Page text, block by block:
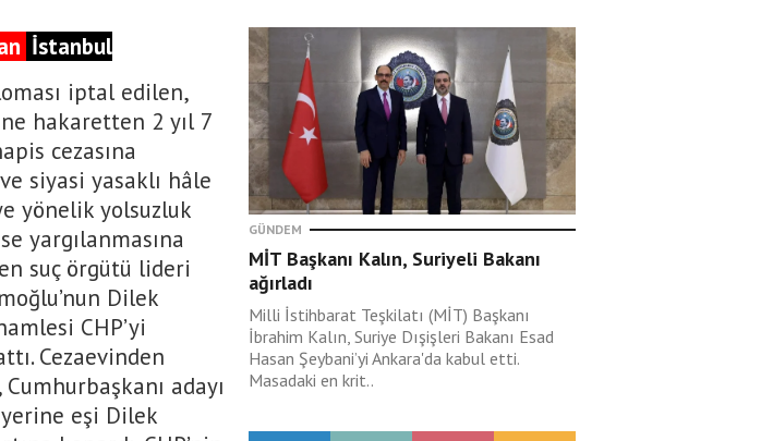
İstanbul
iptal edilen,
hakaretten 2 yıl 7
cezasına
siyasi yasaklı hâle
yönelik yolsuzluk
yargılanmasına
suç örgütü lideri
Dilek
CHP’yi
Cezaevinden
Cumhurbaşkanı adayı
yerine eşi Dilek
GÜNDEM
MİT Başkanı Kalın, Suriyeli Bakanı
ağırladı
Milli İstihbarat Teşkilatı (MİT) Başkanı
İbrahim Kalın, Suriye Dışişleri Bakanı Esad
Hasan Şeybani’yi Ankara'da kabul etti.
Masadaki en krit..